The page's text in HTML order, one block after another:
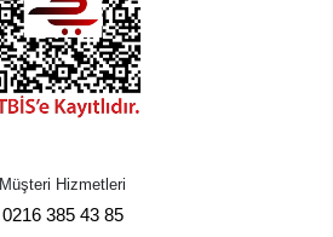
Müşteri Hizmetleri
0216 385 43 85